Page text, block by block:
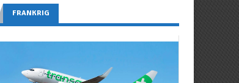
FRANKRIG